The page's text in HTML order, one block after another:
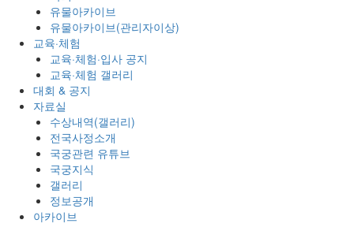
유물아카이브
유물아카이브(관리자이상)
교육·체험
교육·체험·입사 공지
교육·체험 갤러리
대회 & 공지
자료실
수상내역(갤러리)
전국사정소개
국궁관련 유튜브
국궁지식
갤러리
정보공개
아카이브